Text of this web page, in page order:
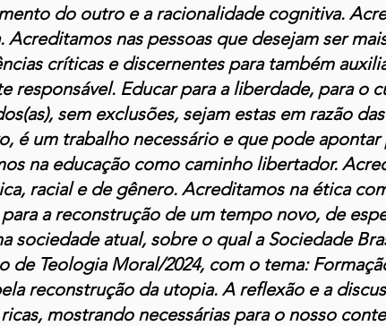
do outro e a racionalidade cognitiva.
nas pessoas que desejam ser
críticas e discernentes para também
responsável. Educar para a liberdade, para o
sem exclusões, sejam estas em razão
é um trabalho necessário e que pode apontar
na educação como caminho libertador.
racial e de gênero. Acreditamos na ética
a reconstrução de um tempo novo, de
sociedade atual, sobre o qual a Sociedade
de Teologia Moral/2024, com o tema:
reconstrução da utopia. A reflexão e a
mostrando necessárias para o nosso